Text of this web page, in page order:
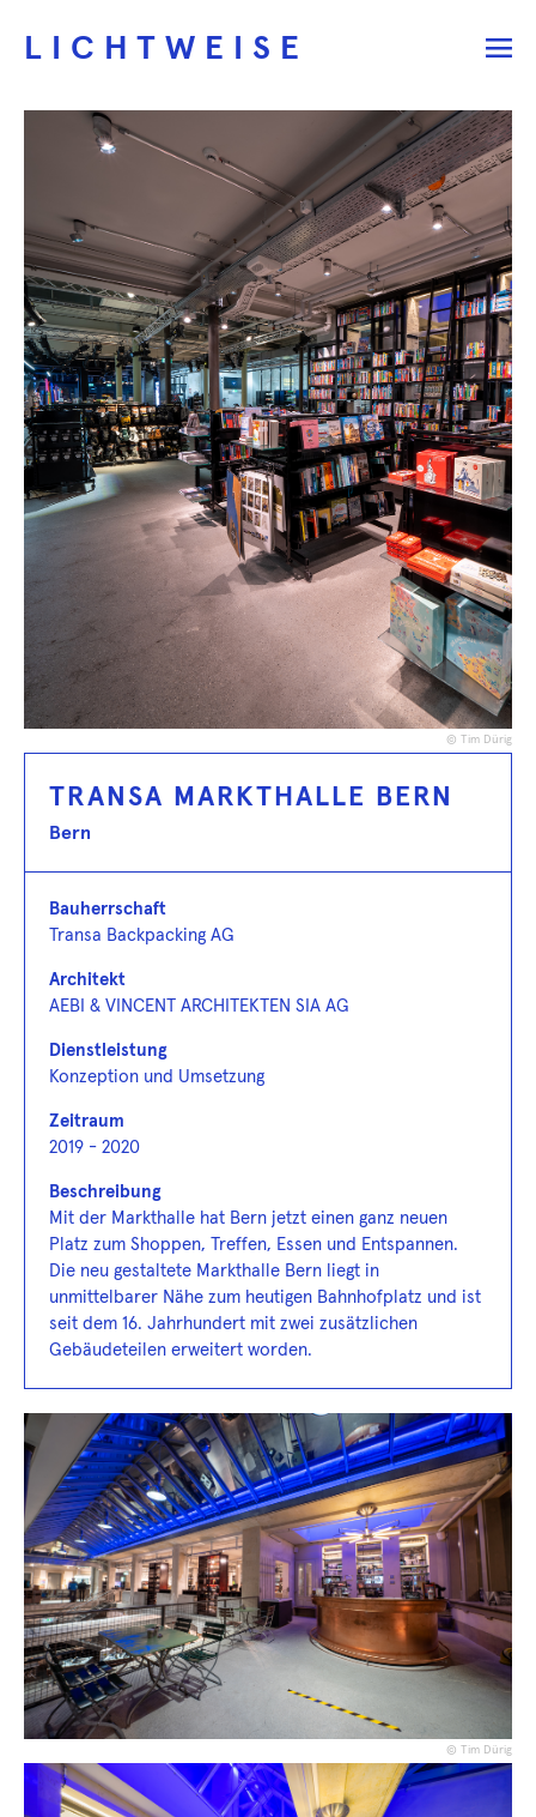
LICHTWEISE
© Tim Dürig
TRANSA MARKTHALLE BERN
Bern
Bauherrschaft
Transa Backpacking AG
Architekt
AEBI & VINCENT ARCHITEKTEN SIA AG
Dienstleistung
Konzeption und Umsetzung
Zeitraum
2019 - 2020
Beschreibung
Mit der Markthalle hat Bern jetzt einen ganz neuen
Platz zum Shoppen, Treffen, Essen und Entspannen.
Die neu gestaltete Markthalle Bern liegt in
unmittelbarer Nähe zum heutigen Bahnhofplatz und ist
seit dem 16. Jahrhundert mit zwei zusätzlichen
Gebäudeteilen erweitert worden.
© Tim Dürig